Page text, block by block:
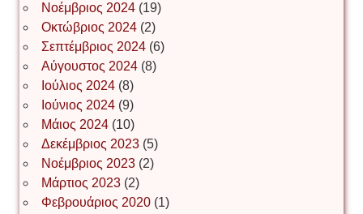
ΝΙΚΟΣ ΓΑΤΟΣ
Νίκος Λυγερός
Іван Буртик
Νοέμβριος 2024(19)
Οκτώβριος 2024(2)
Σεπτέμβριος 2024(6)
Αύγουστος 2024(8)
Ιούλιος 2024(8)
Ιούνιος 2024(9)
Μάιος 2024(10)
Δεκέμβριος 2023(5)
Νοέμβριος 2023(2)
Μάρτιος 2023(2)
Φεβρουάριος 2020(1)